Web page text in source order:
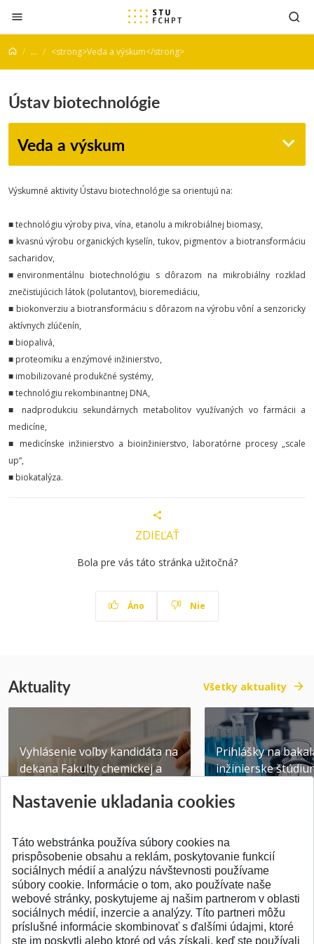
Prejsť na obsah
... <strong>Veda a výskum</strong>
Ústav biotechnológie
Veda a výskum
Výskumné aktivity Ústavu biotechnológie sa orientujú na:
■ technológiu výroby piva, vína, etanolu a mikrobiálnej biomasy,
■ kvasnú výrobu organických kyselín, tukov, pigmentov a biotransformáciu
sacharidov,
■environmentálnu biotechnológiu s dôrazom na mikrobiálny rozklad
znečisťujúcich látok (polutantov), bioremediáciu,
■ biokonverziu a biotransformáciu s dôrazom na výrobu vôní a senzoricky
aktívnych zlúčenín,
■ biopalivá,
■ proteomiku a enzýmové inžinierstvo,
■ imobilizované produkčné systémy,
■ technológiu rekombinantnej DNA,
■ nadprodukciu sekundárnych metabolitov využívaných vo farmácii a
medicíne,
■ medicínske inžinierstvo a bioinžinierstvo, laboratórne procesy „scale
up“,
■ biokatalýza.
ZDIEĽAŤ
Bola pre vás táto stránka užitočná?
Áno Nie
Aktuality Všetky aktuality
Vyhlásenie voľby kandidáta na
dekana Fakulty chemickej a
Publikované 31.07.2026
Prihlášky na
inžinierske
Publikované
SPÄŤ NA VRCH
Nastavenie ukladania cookies
Táto webstránka používa súbory cookies na
prispôsobenie obsahu a reklám, poskytovanie funkcií
sociálnych médií a analýzu návštevnosti používame
súbory cookie. Informácie o tom, ako používate naše
webové stránky, poskytujeme aj našim partnerom v oblasti
sociálnych médií, inzercie a analýzy. Títo partneri môžu
príslušné informácie skombinovať s ďalšími údajmi, ktoré
ste im poskytli alebo ktoré od vás získali, keď ste používali